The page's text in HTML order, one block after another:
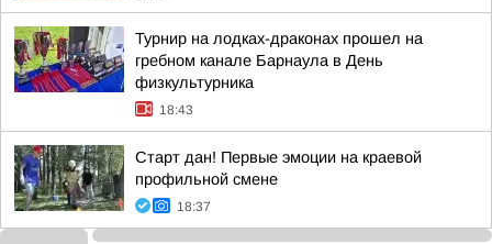
Турнир на лодках-драконах прошел на
гребном канале Барнаула в День
физкультурника
18:43
Старт дан! Первые эмоции на краевой
профильной смене
18:37